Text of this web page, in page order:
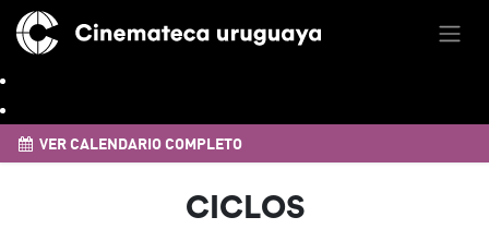
VER CALENDARIO COMPLETO
CICLOS